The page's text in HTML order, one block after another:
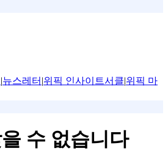
|뉴스레터 |위픽 인사이트서클|위픽 마
수 없습니다